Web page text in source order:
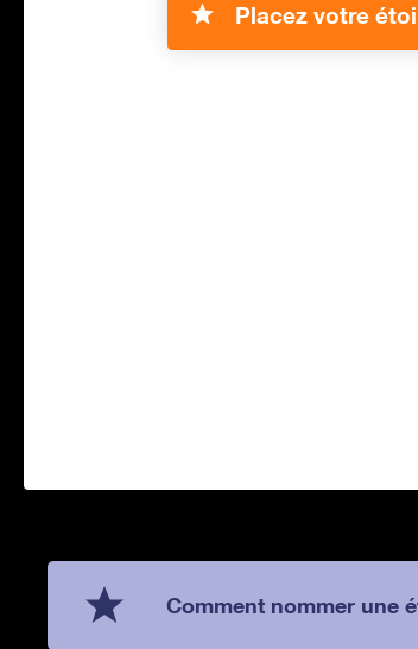
Placez votre
Comment nommer une